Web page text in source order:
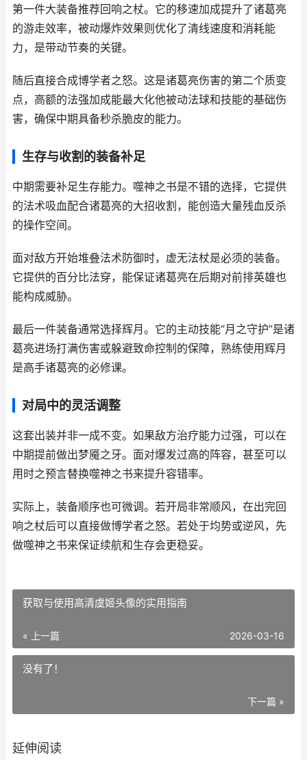
第一件大装备推荐回响之杖。它的移速加成提升了诸葛亮
的游走效率，被动爆炸效果则优化了清线速度和消耗能
力，是带动节奏的关键。
随后直接合成博学者之怒。这是诸葛亮伤害的第二个质变
点，高额的法强加成能最大化他被动法球和技能的基础伤
害，确保中期具备秒杀脆皮的能力。
生存与收割的装备补足
中期需要补足生存能力。噬神之书是不错的选择，它提供
的法术吸血配合诸葛亮的大招收割，能创造大量残血反杀
的操作空间。
面对敌方开始堆叠法术防御时，虚无法杖是必须的装备。
它提供的百分比法穿，能保证诸葛亮在后期对前排英雄也
能构成威胁。
最后一件装备通常选择辉月。它的主动技能“月之守护”是诸
葛亮进场打满伤害或躲避致命控制的保障，熟练使用辉月
是高手诸葛亮的必修课。
对局中的灵活调整
这套出装并非一成不变。如果敌方治疗能力过强，可以在
中期提前做出梦魇之牙。面对爆发过高的阵容，甚至可以
用时之预言替换噬神之书来提升容错率。
实际上，装备顺序也可微调。若开局非常顺风，在出完回
响之杖后可以直接做博学者之怒。若处于均势或逆风，先
做噬神之书来保证续航和生存会更稳妥。
获取与使用高清虞姬头像的实用指南
« 上一篇 2026-03-16
没有了！
下一篇 »
延伸阅读